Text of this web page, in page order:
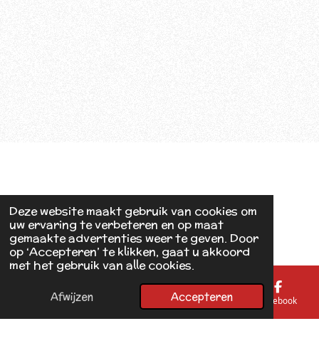
Deze website maakt gebruik van cookies om
uw ervaring te verbeteren en op maat
gemaakte advertenties weer te geven. Door
op ‘Accepteren’ te klikken, gaat u akkoord
met het gebruik van alle cookies.
Afwijzen Accepteren
E-mailadres Kaart Facebook